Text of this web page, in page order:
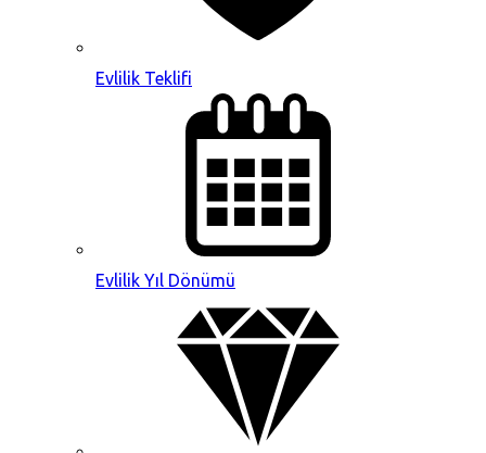
Evlilik Teklifi
Evlilik Yıl Dönümü